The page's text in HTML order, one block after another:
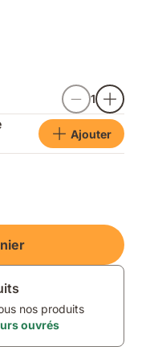
1
Ajouter
nos produits
ouvrés